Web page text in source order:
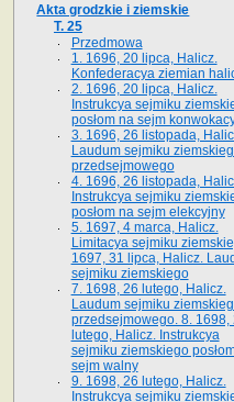
Akta grodzkie i ziemskie
T. 25
Przedmowa
1. 1696, 20 lipca, Halicz.
Konfederacya ziemian
2. 1696, 20 lipca, Halicz.
Instrukcya sejmiku
posłom na sejm
3. 1696, 26 listopada,
Laudum sejmiku
przedsejmowego
4. 1696, 26 listopada,
Instrukcya sejmiku
posłom na sejm elekcyjny
5. 1697, 4 marca, Halicz.
Limitacya sejmiku
1697, 31 lipca, Halicz.
sejmiku ziemskiego
7. 1698, 26 lutego, Halicz.
Laudum sejmiku
przedsejmowego. 8. 1698,
lutego, Halicz. Instrukcya
sejmiku ziemskiego
sejm walny
9. 1698, 26 lutego, Halicz.
Instrukcya sejmiku